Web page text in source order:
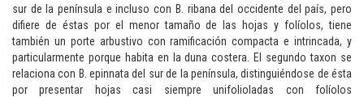
sur de la península e incluso con B. ribana del occidente del país, pero
difiere de éstas por el menor tamaño de las hojas y folíolos, tiene
también un porte arbustivo con ramificación compacta e intrincada, y
particularmente porque habita en la duna costera. El segundo taxon se
relaciona con B. epinnata del sur de la península, distinguiéndose de ésta
por presentar hojas casi siempre unifolioladas con folíolos